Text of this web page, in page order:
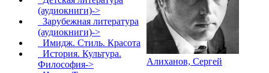
(аудиокниги)->
Зарубежная литература
(аудиокниги)->
Имидж. Стиль. Красота
История. Культура.
Философия->
Алиханов, Сергей